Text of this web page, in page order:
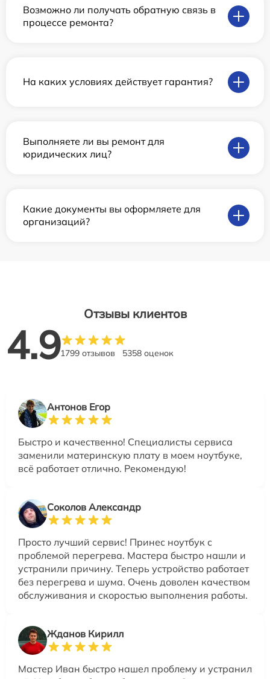
Возможно ли получать обратную связь в
процессе ремонта?
На каких условиях действует гарантия?
Выполняете ли вы ремонт для
юридических лиц?
Какие документы вы оформляете для
организаций?
Отзывы клиентов
4.91799 отзывов 5358 оценок
Антонов Егор
Быстро и качественно! Специалисты сервиса
заменили материнскую плату в моем ноутбуке,
всё работает отлично. Рекомендую!
Соколов Александр
Просто лучший сервис! Принес ноутбук с
проблемой перегрева. Мастера быстро нашли и
устранили причину. Теперь устройство работает
без перегрева и шума. Очень доволен качеством
обслуживания и скоростью выполнения работы.
Жданов Кирилл
Мастер Иван быстро нашел проблему и устранил